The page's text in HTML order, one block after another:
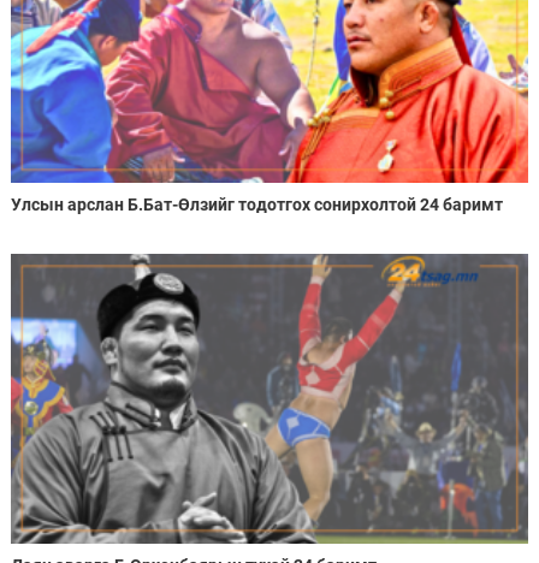
Улсын арслан Б.Бат-Өлзийг тодотгох сонирхолтой 24 баримт